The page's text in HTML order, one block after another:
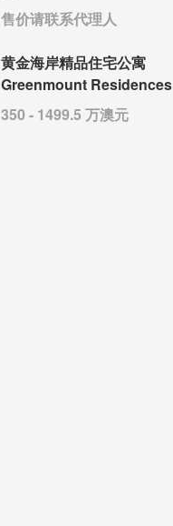
售价请联系代理人
黄金海岸精品住宅公寓
Greenmount Residences
350 - 1499.5 万澳元